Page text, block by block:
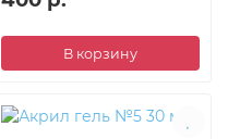
В корзину